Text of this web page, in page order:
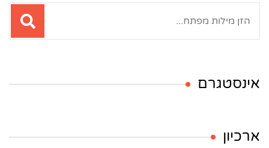
אינסטגרם
ארכיון